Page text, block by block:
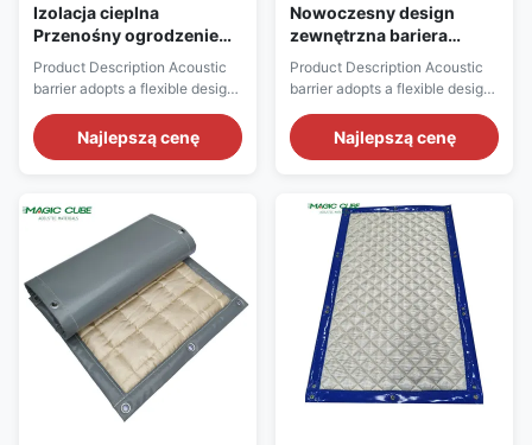
Izolacja cieplna
Przenośny ogrodzenie
akustyczne zewnętrzne
lekkie i opóźniające
Product Description Acoustic
barrier adopts a flexible design
frame and wall through
hardware accessories,
The sound barrier is
composited with materials with
different acoustic
characteristics such as
waterproof ...
Najlepszą cenę
Nowoczesny design
zewnętrzna bariera
dźwiękowa przyjazna dla
środowiska Wysokość
1000 mm
Product Description Acoustic
barrier adopts a flexible design
frame and wall through
hardware accessories,
The sound barrier is
composited with materials with
different acoustic
characteristics such as
waterproof ...
Najlepszą cenę